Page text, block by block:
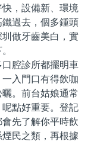
，設備新、環境
過去，個多鍾頭
做牙齒美白，實
腔診所都擺明車
入門口有得飲咖
。前台姑娘通常
點好重要。登記
先了解你平時飲
民之類，再根據